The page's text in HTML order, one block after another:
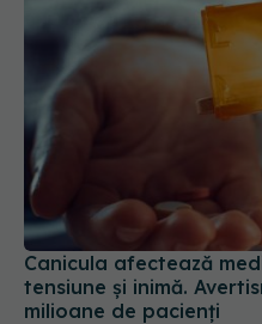
Canicula afectează
tensiune și inimă.
milioane de pacienți